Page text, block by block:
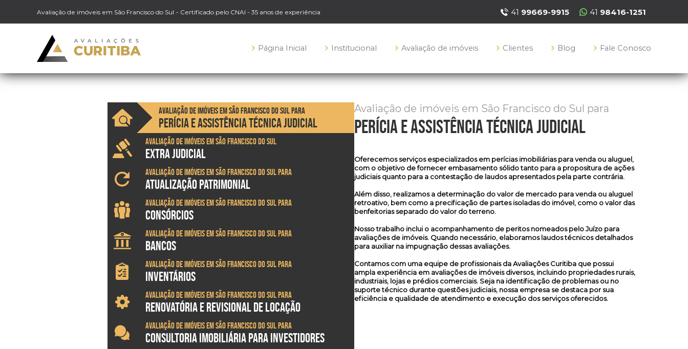
Avaliação de imóveis em São Francisco do Sul - Certificado pelo CNAI - 35 anos de experiência 41 99669-9915 41 98416-1251
Página Inicial Institucional Avaliação de imóveis Clientes Blog Fale Conosco
Avaliação de imóveis em São Francisco do Sul para
PERÍCIA E ASSISTÊNCIA TÉCNICA JUDICIAL
Avaliação de imóveis em São Francisco do Sul
EXTRA JUDICIAL
Avaliação de imóveis em São Francisco do Sul para
ATUALIZAÇÃO PATRIMONIAL
Avaliação de imóveis em São Francisco do Sul para
CONSÓRCIOS
Avaliação de imóveis em São Francisco do Sul para
BANCOS
Avaliação de imóveis em São Francisco do Sul para
INVENTÁRIOS
Avaliação de imóveis em São Francisco do Sul para
RENOVATÓRIA E REVISIONAL DE LOCAÇÃO
Avaliação de imóveis em São Francisco do Sul para
CONSULTORIA IMOBILIÁRIA PARA INVESTIDORES
Avaliação de imóveis em São Francisco do Sul para
perícia e assistência técnica judicial
Oferecemos serviços especializados em perícias imobiliárias para venda ou aluguel,
com o objetivo de fornecer embasamento sólido tanto para a propositura de ações
judiciais quanto para a contestação de laudos apresentados pela parte contrária.
Além disso, realizamos a determinação do valor de mercado para venda ou aluguel
retroativo, bem como a precificação de partes isoladas do imóvel, como o valor das
benfeitorias separado do valor do terreno.
Nosso trabalho inclui o acompanhamento de peritos nomeados pelo Juízo para
avaliações de imóveis. Quando necessário, elaboramos laudos técnicos detalhados
para auxiliar na impugnação dessas avaliações.
Contamos com uma equipe de profissionais da Avaliações Curitiba que possui
ampla experiência em avaliações de imóveis diversos, incluindo propriedades rurais,
industriais, lojas e prédios comerciais. Seja na identificação de problemas ou no
suporte técnico durante questões judiciais, nossa empresa se destaca por sua
eficiência e qualidade de atendimento e execução dos serviços oferecidos.